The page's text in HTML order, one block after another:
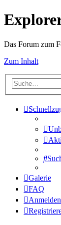
Das Forum zum
Zum Inhalt
Galerie
FAQ
Anmelden